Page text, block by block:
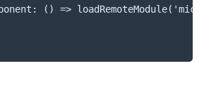
() =>